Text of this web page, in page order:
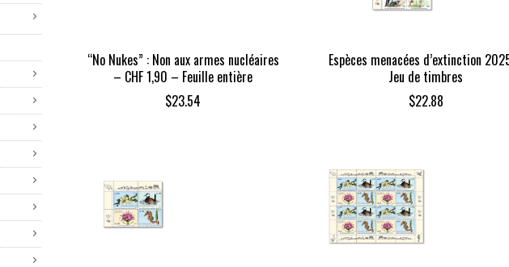
“No Nukes” : Non aux armes nucléaires
– CHF 1,90 – Feuille entière
$23.54
Espèces menacées d’extinction
Jeu de timbres
$22.88